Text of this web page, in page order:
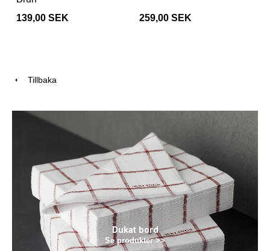
139,00 SEK
259,00 SEK
Tillbaka
Dukat bord
Se produkter >>